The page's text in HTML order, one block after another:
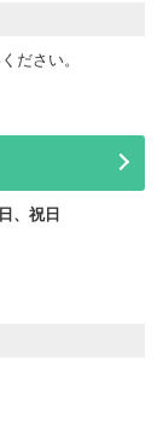
ださい。
、祝日